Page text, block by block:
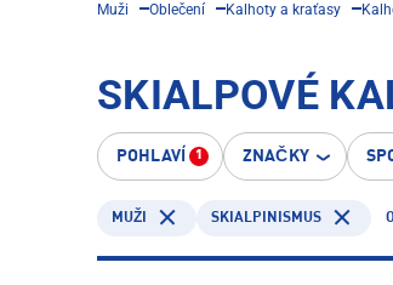
Muži Oblečení Kalhoty a kraťasy
SKIALPOVÉ
POHLAVÍ 1 ZNAČKY
MUŽI SKIALPINISMUS